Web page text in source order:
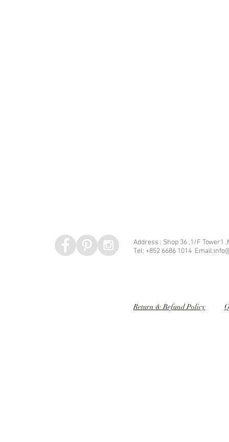
Address : Shop 36 ,1/F Tower1
Tel: +852 6686 1014
Return & Refund Policy